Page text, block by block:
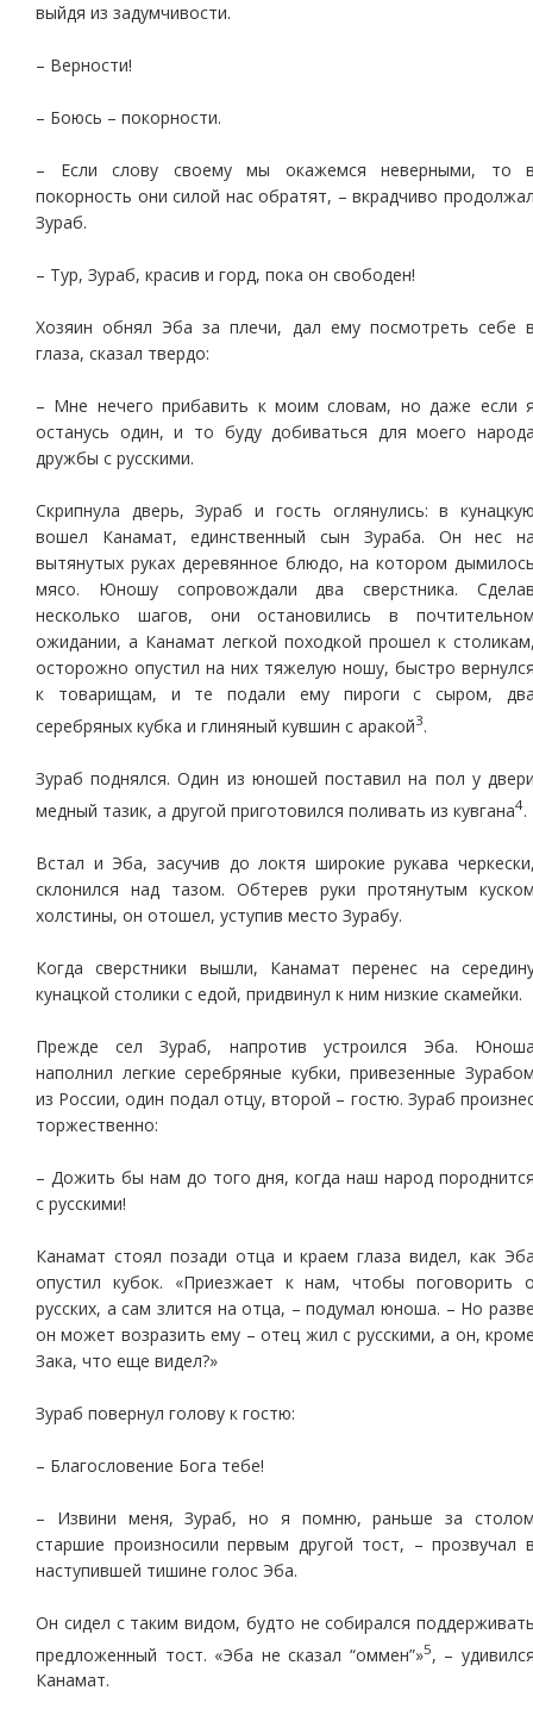
выйдя из задумчивости.
– Верности!
– Боюсь – покорности.
– Если слову своему мы окажемся неверными, то
покорность они силой нас обратят, – вкрадчиво
Зураб.
– Тур, Зураб, красив и горд, пока он свободен!
Хозяин обнял Эба за плечи, дал ему посмотреть себе
глаза, сказал твердо:
– Мне нечего прибавить к моим словам, но даже если
останусь один, и то буду добиваться для моего
дружбы с русскими.
Скрипнула дверь, Зураб и гость оглянулись: в
вошел Канамат, единственный сын Зураба. Он нес
вытянутых руках деревянное блюдо, на котором
мясо. Юношу сопровождали два сверстника.
несколько шагов, они остановились в
ожидании, а Канамат легкой походкой прошел к
осторожно опустил на них тяжелую ношу, быстро
к товарищам, и те подали ему пироги с сыром,
серебряных кубка и глиняный кувшин с аракой3.
Зураб поднялся. Один из юношей поставил на пол у
медный тазик, а другой приготовился поливать из кувгана4.
Встал и Эба, засучив до локтя широкие рукава
склонился над тазом. Обтерев руки протянутым
холстины, он отошел, уступив место Зурабу.
Когда сверстники вышли, Канамат перенес на
кунацкой столики с едой, придвинул к ним низкие скамейки.
Прежде сел Зураб, напротив устроился Эба.
наполнил легкие серебряные кубки, привезенные
из России, один подал отцу, второй – гостю. Зураб
торжественно:
– Дожить бы нам до того дня, когда наш народ
с русскими!
Канамат стоял позади отца и краем глаза видел, как
опустил кубок. «Приезжает к нам, чтобы поговорить
русских, а сам злится на отца, – подумал юноша. – Но
он может возразить ему – отец жил с русскими, а он,
Зака, что еще видел?»
Зураб повернул голову к гостю:
– Благословение Бога тебе!
– Извини меня, Зураб, но я помню, раньше за
старшие произносили первым другой тост, – прозвучал
наступившей тишине голос Эба.
Он сидел с таким видом, будто не собирался
предложенный тост. «Эба не сказал “оммен”»5, –
Канамат.